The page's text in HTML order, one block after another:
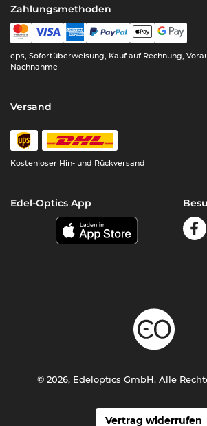
Zahlungsmethoden
eps, Sofortüberweisung, Kauf auf Rechnung,
Nachnahme
Versand
Kostenloser Hin- und Rückversand
Edel-Optics App
Vertrag widerrufen
© 2026, Edeloptics GmbH. Alle